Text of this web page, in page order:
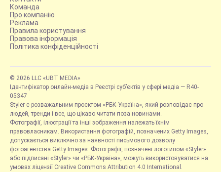
Команда
Про компанію
Реклама
Правила користування
Правова інформація
Політика конфіденційності
© 2026 LLC «UBT MEDIA»
Ідентифікатор онлайн-медіа в Реєстрі суб’єктів у сфері медіа — R40-
05347
Styler є розважальним проєктом «РБК-Україна», який розповідає про
людей, тренди і все, що цікаво читати поза новинами.
Фотографії, ілюстрації та інші зображення належать їхнім
правовласникам. Використання фотографій, позначених Getty Images,
допускається виключно за наявності письмового дозволу
фотоагентства Getty Images. Фотографії, позначені логотипом «Styler»
або підписані «Styler» чи «РБК-Україна», можуть використовуватися на
умовах ліцензії Creative Commons Attribution 4.0 International.